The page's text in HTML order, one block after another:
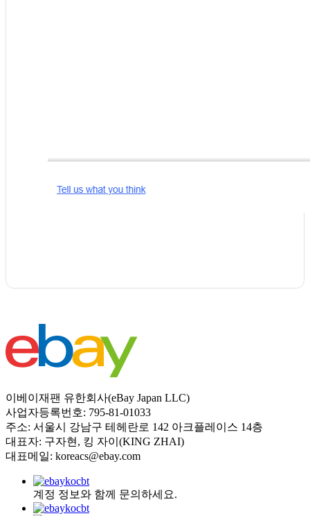
이베이재팬 유한회사(eBay Japan LLC)
사업자등록번호: 795-81-01033
주소: 서울시 강남구 테헤란로 142 아크플레이스 14층
대표자: 구자현, 킹 자이(KING ZHAI)
대표메일: koreacs@ebay.com
계정 정보와 함께 문의하세요.